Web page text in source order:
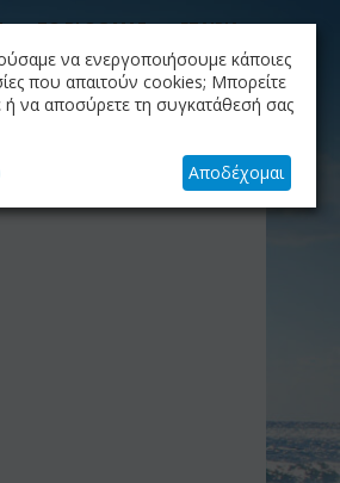
ΤΟ BLOG ΜΑΣ ΕΤΑΙΡΙΑ
ΚΑΛΆΘΙ
Το καλάθι είναι άδειο
να ενεργοποιήσουμε κάποιες
που απαιτούν cookies; Μπορείτε
ή να αποσύρετε τη συγκατάθεσή σας
Αποδέχομαι